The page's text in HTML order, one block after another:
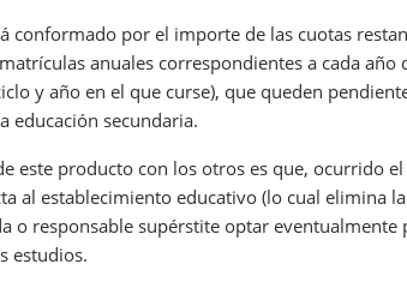
conformado por el importe de las cuotas
anuales correspondientes a cada año
y año en el que curse), que queden
educación secundaria.
este producto con los otros es que, ocurrido
al establecimiento educativo (lo cual elimina
o responsable supérstite optar
estudios.